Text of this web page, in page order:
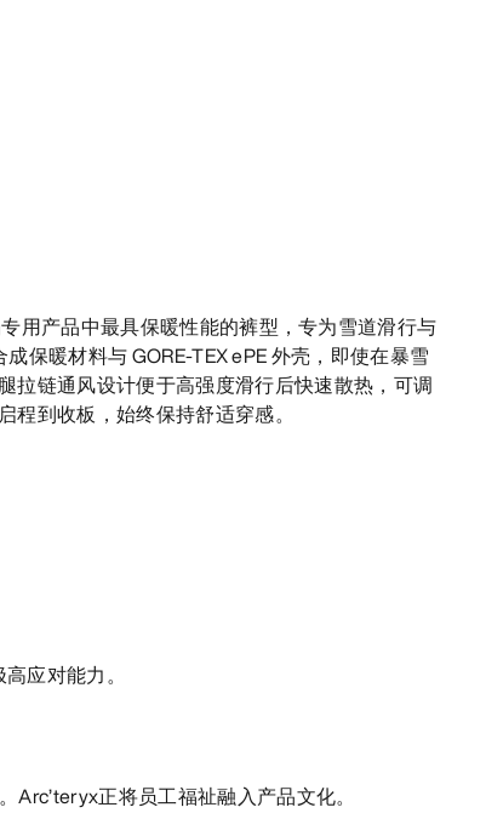
用产品中最具保暖性能的裤型，专为雪道滑行与
保暖材料与 GORE-TEX ePE 外壳，即使在暴雪
拉链通风设计便于高强度滑行后快速散热，可调
到收板，始终保持舒适穿感。
应对能力。
正将员工福祉融入产品文化。